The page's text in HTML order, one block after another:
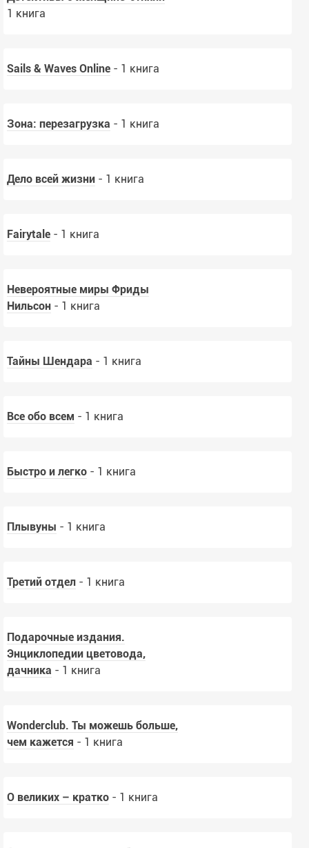
1 книга
Sails & Waves Online - 1 книга
Зона: перезагрузка - 1 книга
Дело всей жизни - 1 книга
Fairytale - 1 книга
Невероятные миры Фриды
Нильсон - 1 книга
Тайны Шендара - 1 книга
Все обо всем - 1 книга
Быстро и легко - 1 книга
Плывуны - 1 книга
Третий отдел - 1 книга
Подарочные издания.
Энциклопедии цветовода,
дачника - 1 книга
Wonderclub. Ты можешь больше,
чем кажется - 1 книга
О великих – кратко - 1 книга